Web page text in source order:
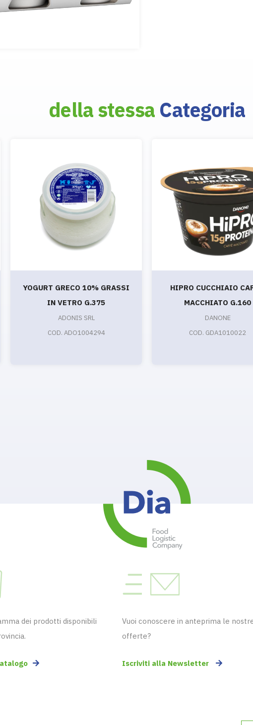
della stessa Categoria
YOGURT GRECO 10% GRASSI
IN VETRO G.375
ADONIS SRL
COD. ADO1004294
HIPRO CUCCHIAIO
MACCHIATO G.160
DANONE
COD. GDA1010022
dei prodotti disponibili
Vuoi conoscere in anteprima le
offerte?
Iscriviti alla Newsletter